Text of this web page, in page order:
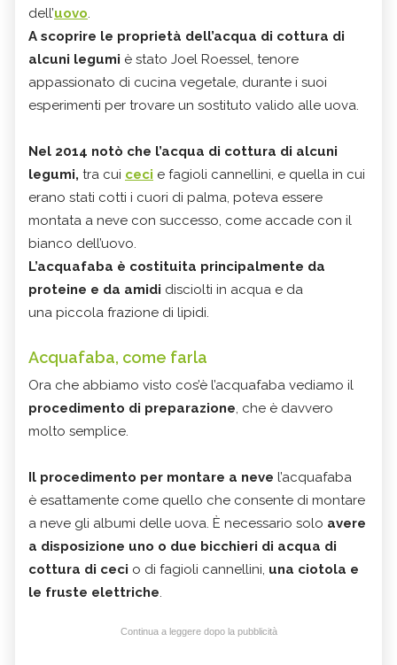
dell’uovo.
A scoprire le proprietà dell’acqua di cottura di
alcuni legumi è stato Joel Roessel, tenore
appassionato di cucina vegetale, durante i suoi
esperimenti per trovare un sostituto valido alle uova.
Nel 2014 notò che l’acqua di cottura di alcuni
legumi, tra cui ceci e fagioli cannellini, e quella in cui
erano stati cotti i cuori di palma, poteva essere
montata a neve con successo, come accade con il
bianco dell’uovo.
L’acquafaba è costituita principalmente da
proteine e da amidi disciolti in acqua e da
una piccola frazione di lipidi.
Acquafaba, come farla
Ora che abbiamo visto cos’è l’acquafaba vediamo il
procedimento di preparazione, che è davvero
molto semplice.
Il procedimento per montare a neve l’acquafaba
è esattamente come quello che consente di montare
a neve gli albumi delle uova. È necessario solo avere
a disposizione uno o due bicchieri di acqua di
cottura di ceci o di fagioli cannellini, una ciotola e
le fruste elettriche.
Continua a leggere dopo la pubblicità